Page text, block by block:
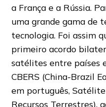
a França e a Rússia.
uma grande gama de
tecnologia. Foi assim
primeiro acordo
satélites entre países
CBERS (China-Brazil
em português,
Recursos Terrestres).